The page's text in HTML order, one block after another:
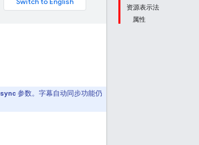
资源表示法
属性
sync 参数。字幕自动同步功能仍